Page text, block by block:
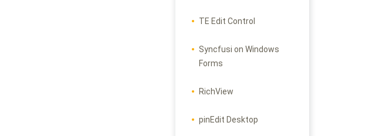
TE Edit Control
Syncfusi on Windows
Forms
RichView
pinEdit Desktop